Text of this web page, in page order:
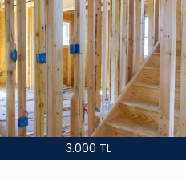
3.000 TL